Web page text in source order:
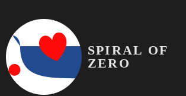
SPIRAL OF
ZERO